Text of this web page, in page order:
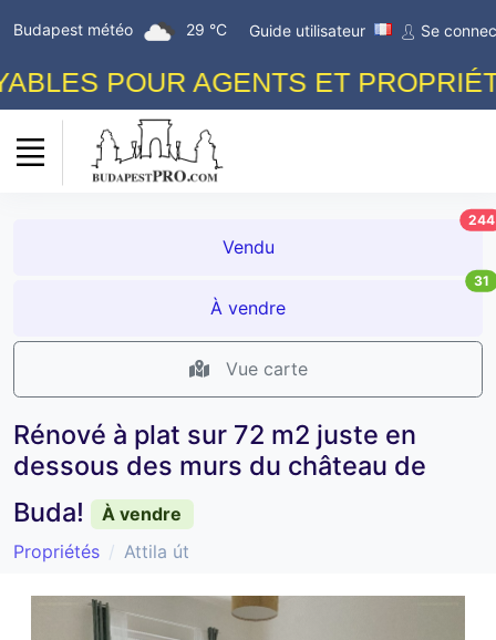
Budapest météo 29 °C Guide utilisateur Se
POUR AGENTS ET
Vendu
244
À vendre
31
Vue carte
Rénové à plat sur 72 m2 juste en
dessous des murs du château de
Buda!
À vendre
Propriétés
Attila út